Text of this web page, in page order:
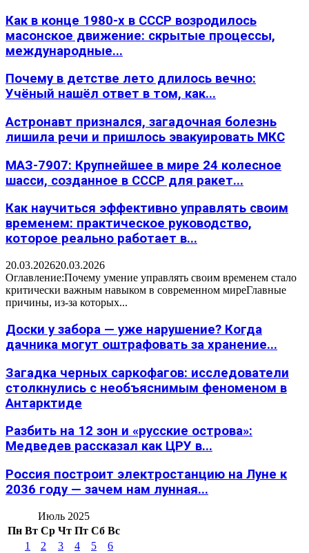
Как в конце 1980-х в СССР возродилось
масонское движение: скрытые процессы,
международные...
Почему в детстве лето длилось вечно:
Учёный нашёл ответ в том, как...
Астронавт признался, загадочная болезнь
лишила речи и пришлось эвакуировать МКС
МАЗ-7907: Крупнейшее в мире 24 колесное
шасси, созданное в СССР для ракет...
Как научиться эффективно управлять своим
временем: практическое руководство,
которое реально работает в...
20.03.202620.03.2026
Оглавление:Почему умение управлять своим временем стало
критически важным навыком в современном миреГлавные
причины, из-за которых...
Доски у забора — уже нарушение? Когда
дачника могут оштрафовать за хранение...
Загадка черных саркофагов: исследователи
столкнулись с необъяснимым феноменом в
Антарктиде
Разбить на 12 зон и «русские острова»:
Медведев рассказал как ЦРУ в...
Россия построит электростанцию на Луне к
2036 году — зачем нам лунная...
Июль 2025
Пн Вт Ср Чт Пт Сб Вс
1
2 3 4 5
6